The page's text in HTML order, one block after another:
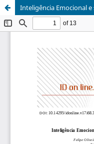
Inteligência Emocional